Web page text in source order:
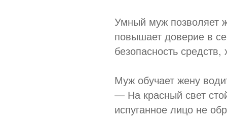
Умный муж позволяет
повышает доверие в
безопасность
Муж обучает жену
— На красный свет
испуганное лицо не